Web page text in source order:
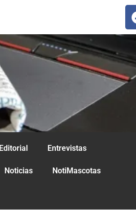
Editorial Entrevistas
Noticias NotiMascotas